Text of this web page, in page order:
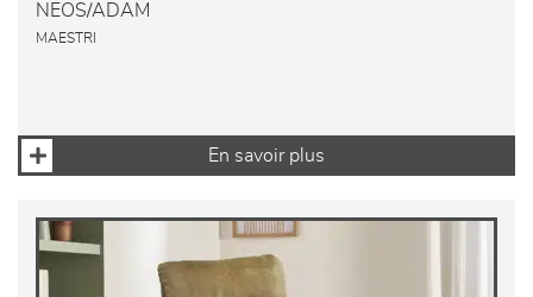
NEOS/ADAM
MAESTRI
En savoir plus